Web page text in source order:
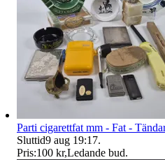
Parti cigarettfat mm - Fat -
Sluttid9 aug 19:17.
Pris:100 kr,Ledande bud.